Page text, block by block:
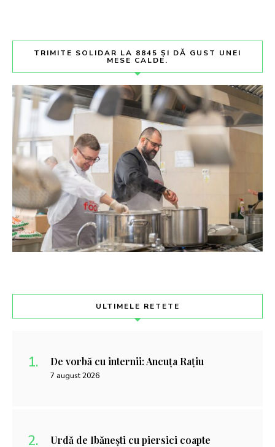
TRIMITE SOLIDAR LA 8845 ȘI DĂ GUST UNEI
MESE CALDE.
ULTIMELE RETETE
De vorbă cu internii: Ancuța Rațiu
7 august 2026
Urdă de Ibănești cu piersici coapte